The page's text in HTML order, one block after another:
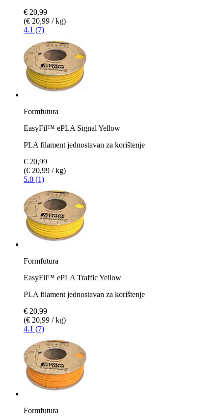
€ 20,99
(€ 20,99 / kg)
4.1 (7)
Formfutura
EasyFil™ ePLA Signal Yellow
PLA filament jednostavan za korištenje
€ 20,99
(€ 20,99 / kg)
5.0 (1)
Formfutura
EasyFil™ ePLA Traffic Yellow
PLA filament jednostavan za korištenje
€ 20,99
(€ 20,99 / kg)
4.1 (7)
Formfutura